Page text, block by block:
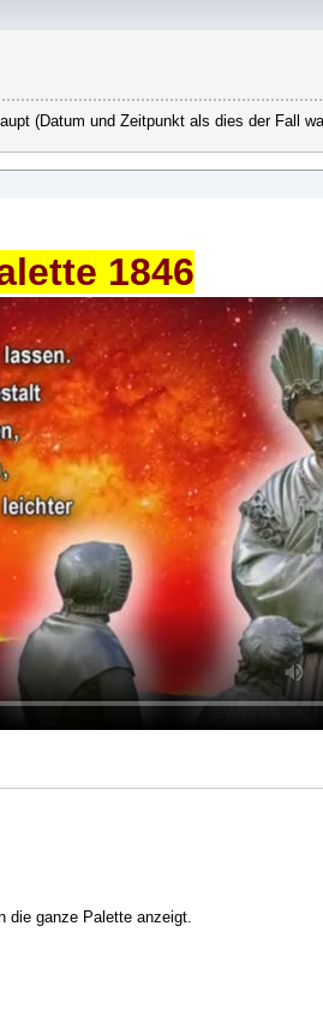
(Datum und Zeitpunkt als dies der Fall
1846
die ganze Palette anzeigt.